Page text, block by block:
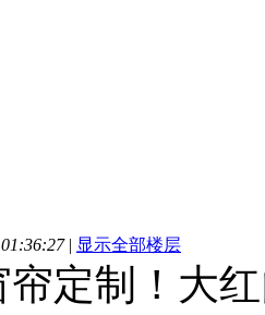
| 显示全部楼层
定制！大